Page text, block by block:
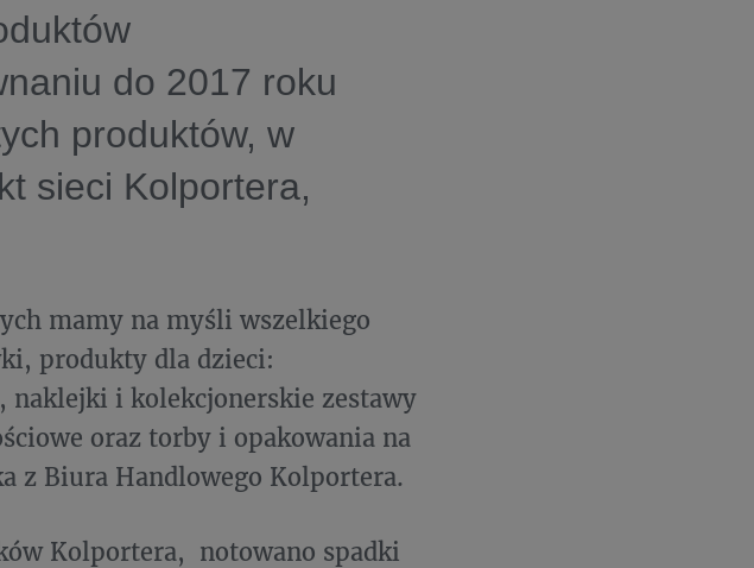
do 2017 roku
produktów, w
sieci Kolportera,
mamy na myśli wszelkiego
produkty dla dzieci:
i kolekcjonerskie zestawy
oraz torby i opakowania na
z Biura Handlowego Kolportera.
Kolportera, notowano spadki